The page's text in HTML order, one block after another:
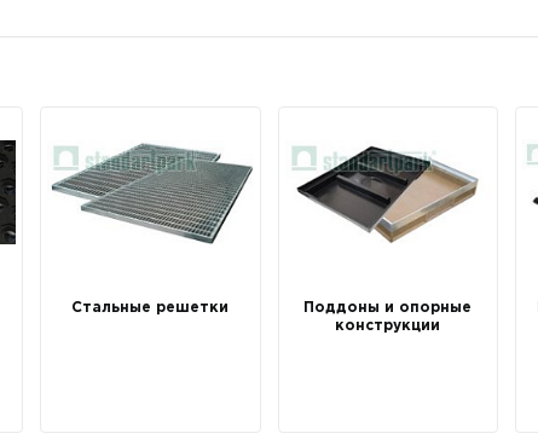
Стальные решетки
Поддоны и опорные
конструкции